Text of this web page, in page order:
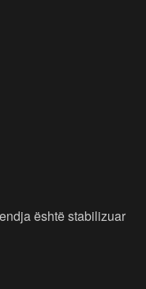
është stabilizuar